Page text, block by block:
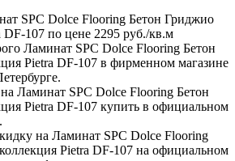
SPC Dolce Flooring Бетон Гриджио
DF-107 по цене 2295 руб./кв.м
Ламинат SPC Dolce Flooring Бетон
Pietra DF-107 в фирменном магазине
Ламинат SPC Dolce Flooring Бетон
Pietra DF-107 купить в официальном
на Ламинат SPC Dolce Flooring
Pietra DF-107 на официальном